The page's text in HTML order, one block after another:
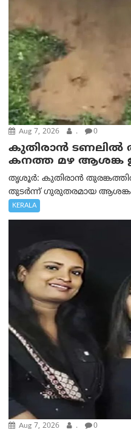
Aug 7, 2026 . 0
കുതിരാൻ ടണലിൽ
കനത്ത മഴ ആശങ്ക
തൃശൂർ: കുതിരാൻ തുരങ്കത്തിൽ
തുടർന്ന് ഗുരുതരമായ
KERALA
Aug 7, 2026 . 0